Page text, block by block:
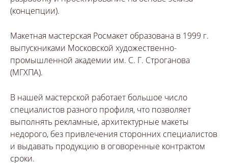
(концепции).
Макетная мастерская Росмакет образована в 1999 г.
выпускниками Московской художественно-
промышленной академии им. С. Г. Строганова
(МГХПА).
В нашей мастерской работает большое число
специалистов разного профиля, что позволяет
выполнять рекламные, архитектурные макеты
недорого, без привлечения сторонних специалистов
и выдавать продукцию в оговоренные контрактом
сроки.